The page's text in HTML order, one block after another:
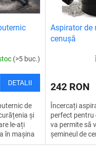
(>5 buc.)
DETALII
de
și
le-ați
în mașina
cu
Aspirator de
cenușă
242 RON
Încercați
perfect pentru
va permite să
șemineul de
rapid.